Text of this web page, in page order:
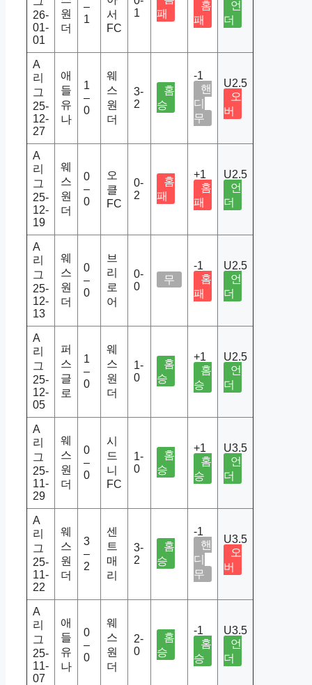
26-
01-
01
원
더
–
1
서
FC
1
패
홈
패
언
더
A
리
그
25-
12-
27
애
들
유
나
1
–
0
웨
스
원
더
3-
2
홈
승
-1
핸
디
무
U2.5
오
버
A
리
그
25-
12-
19
웨
스
원
더
0
–
0
오
클
FC
0-
2
홈
패
+1
홈
패
U2.5
언
더
A
리
그
25-
12-
13
웨
스
원
더
0
–
0
브
리
로
어
0-
0
무
-1
홈
패
U2.5
언
더
A
리
그
25-
12-
05
퍼
스
글
로
1
–
0
웨
스
원
더
1-
0
홈
승
+1
홈
승
U2.5
언
더
A
리
그
25-
11-
29
웨
스
원
더
0
–
0
시
드
니
FC
1-
0
홈
승
+1
홈
승
U3.5
언
더
A
리
그
25-
11-
22
웨
스
원
더
3
–
2
센
트
매
리
3-
2
홈
승
-1
핸
디
무
U3.5
오
버
A
리
그
25-
11-
07
애
들
유
나
0
–
0
웨
스
원
더
2-
0
홈
승
-1
홈
승
U3.5
언
더